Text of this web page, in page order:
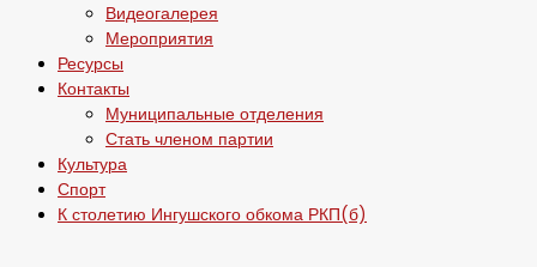
Видеогалерея
Мероприятия
Ресурсы
Контакты
Муниципальные отделения
Стать членом партии
Культура
Спорт
К столетию Ингушского обкома РКП(б)